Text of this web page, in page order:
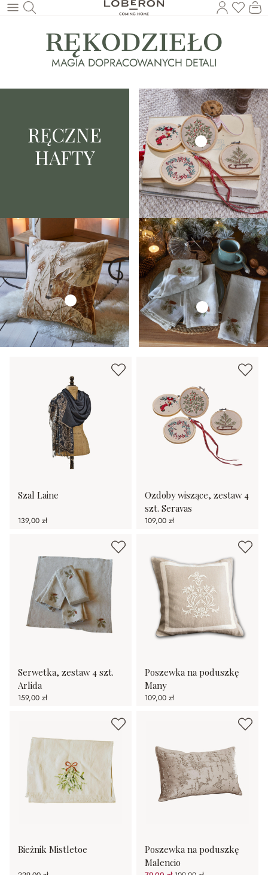
Wróć do wątku głównego
Masz
RĘKODZIEŁO
MAGIA DOPRACOWANYCH DETALI
RĘCZNE
HAFTY
Szal Laine
139,00 zł
Ozdoby wiszące, zestaw 4
szt. Seravas
109,00 zł
Serwetka, zestaw 4 szt.
Arlida
159,00 zł
Poszewka na poduszkę
Many
109,00 zł
Bieżnik Mistletoe
Poszewka na poduszkę
Malencio